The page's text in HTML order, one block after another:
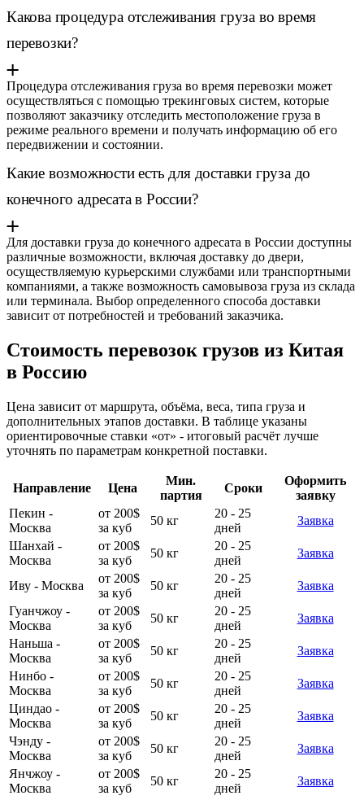
Какова процедура отслеживания груза во время
перевозки?
Процедура отслеживания груза во время перевозки может
осуществляться с помощью трекинговых систем, которые
позволяют заказчику отследить местоположение груза в
режиме реального времени и получать информацию об его
передвижении и состоянии.
Какие возможности есть для доставки груза до
конечного адресата в России?
Для доставки груза до конечного адресата в России доступны
различные возможности, включая доставку до двери,
осуществляемую курьерскими службами или транспортными
компаниями, а также возможность самовывоза груза из склада
или терминала. Выбор определенного способа доставки
зависит от потребностей и требований заказчика.
Стоимость перевозок грузов из Китая
в Россию
Цена зависит от маршрута, объёма, веса, типа груза и
дополнительных этапов доставки. В таблице указаны
ориентировочные ставки «от» - итоговый расчёт лучше
уточнять по параметрам конкретной поставки.
Направление Цена
Мин.
партия
Сроки
Оформить
заявку
Пекин -
Москва
от 200$
за куб
50 кг
20 - 25
дней
Заявка
Шанхай -
Москва
от 200$
за куб
50 кг
20 - 25
дней
Заявка
Иву - Москва
от 200$
за куб
50 кг
20 - 25
дней
Заявка
Гуанчжоу -
Москва
от 200$
за куб
50 кг
20 - 25
дней
Заявка
Наньша -
Москва
от 200$
за куб
50 кг
20 - 25
дней
Заявка
Нинбо -
Москва
от 200$
за куб
50 кг
20 - 25
дней
Заявка
Циндао -
Москва
от 200$
за куб
50 кг
20 - 25
дней
Заявка
Чэнду -
Москва
от 200$
за куб
50 кг
20 - 25
дней
Заявка
Янчжоу -
Москва
от 200$
за куб
50 кг
20 - 25
дней
Заявка